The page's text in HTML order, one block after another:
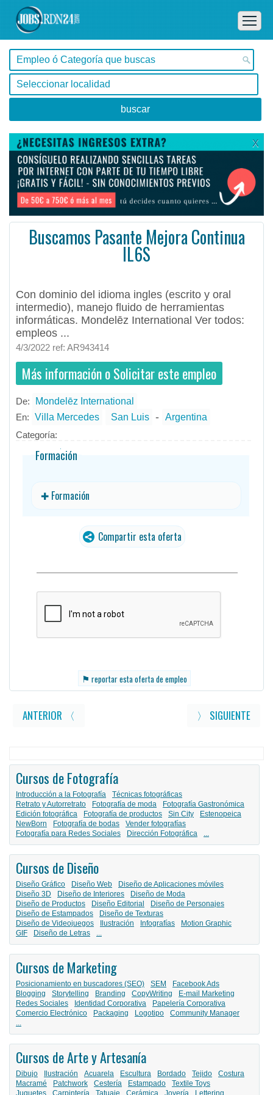
X
Buscamos Pasante Mejora Continua
IL6S
Con dominio del idioma ingles (escrito y oral
intermedio), manejo fluido de herramientas
informáticas. Mondelēz International Ver todos:
empleos ...
4/3/2022 ref: AR943414
Más información o Solicitar este empleo
De: Mondelēz International
En: Villa Mercedes San Luis - Argentina
Categoría:
Formación
✚ Formación
Compartir esta oferta
⚑ reportar esta oferta de empleo
ANTERIOR 〈 〉 SIGUIENTE
Cursos de Fotografía
Introducción a la Fotografía
Técnicas fotográficas
Retrato y Autorretrato
Fotografía de moda
Fotografía Gastronómica
Edición fotográfica
Fotografía de productos Sin City
Estenopeica
NewBorn
Fotografía de bodas
Vender fotografías
Fotografía para Redes Sociales
Dirección Fotográfica ...
Cursos de Diseño
Diseño Gráfico Diseño Web
Diseño de Aplicaciones móviles
Diseño 3D
Diseño de Interiores
Diseño de Moda
Diseño de Productos
Diseño Editorial
Diseño de Personajes
Diseño de Estampados
Diseño de Texturas
Diseño de Videojuegos
Ilustración Infografías
Motion Graphic
GIF
Diseño de Letras ...
Cursos de Marketing
Posicionamiento en buscadores (SEO) SEM
Facebook Ads
Blogging
Storytelling Branding CopyWriting
E-mail Marketing
Redes Sociales
Identidad Corporativa
Papelería Corporativa
Comercio Electrónico
Packaging Logotipo
Community Manager
...
Cursos de Arte y Artesanía
Dibujo Ilustración Acuarela Escultura Bordado Tejido
Costura
Macramé
Patchwork Cestería Estampado
Textile Toys
Juguetes
Carpintería Tatuaje Cerámica Joyería Lettering